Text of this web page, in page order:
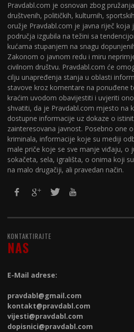
Pravdabl.com je osnovan zbog
društvenih, političkih, kulturnih,
oružje Pravdabl.com je javna riječ koja
područja izgubila na težini sa
kućama stupanjem na snagu
Zakonom o javnom redu i miru
civilnom društvu. Pravdabl.com će
cilju unapređenja stanja u oblasti
stavove kroz komentare na ponuđene
kraćim uvodom obavijestiti i uvjeriti
shvatiti, da je Pravdabl.com mjesto na
dostupne informacije uz dokaze o
zainteresovana javnost. Posebno one
kriminala, informacije koje su mediji
male priče koje se sve manje viđaju, o
sokačeta, sela, igrališta, o onima koji
na malo drugačiji, ali pravedan način.
KONTAKTIRAJTE
NAS
E-Mail adrese:
pravdabl@gmail.com
kontakt@pravdabl.com
vijesti@pravdabl.com
dopisnici@pravdabl.com